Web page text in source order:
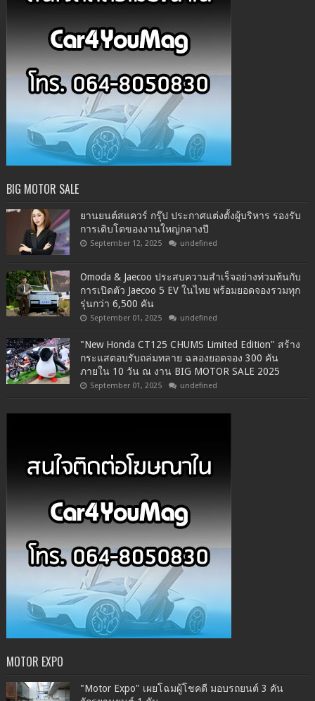
BIG MOTOR SALE
ยานยนต์สแควร์ กรุ๊ป ประกาศแต่งตั้งผู้บริหาร รองรับ
การเติบโตของงานใหญ่กลางปี
September 12, 2025 undefined
Omoda & Jaecoo ประสบความสำเร็จอย่างท่วมท้นกับ
การเปิดตัว Jaecoo 5 EV ในไทย พร้อมยอดจองรวมทุก
รุ่นกว่า 6,500 คัน
September 01, 2025 undefined
"New Honda CT125 CHUMS Limited Edition" สร้าง
กระแสตอบรับถล่มทลาย ฉลองยอดจอง 300 คัน
ภายใน 10 วัน ณ งาน BIG MOTOR SALE 2025
September 01, 2025 undefined
MOTOR EXPO
"Motor Expo" เผยโฉมผู้โชคดี มอบรถยนต์ 3 คัน